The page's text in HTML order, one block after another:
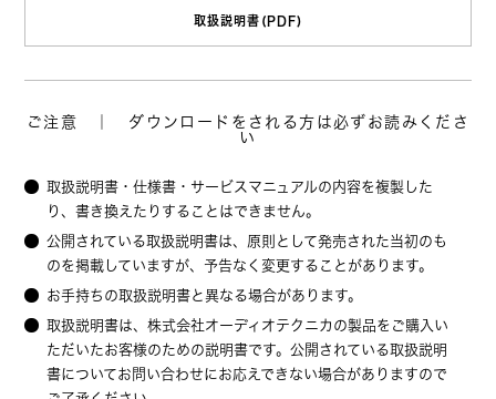
取扱説明書(PDF)
ご注意 ｜ ダウンロードをされる方は必ずお読みくださ
い
取扱説明書・仕様書・サービスマニュアルの内容を複製した
り、書き換えたりすることはできません。
公開されている取扱説明書は、原則として発売された当初のも
のを掲載していますが、予告なく変更することがあります。
お手持ちの取扱説明書と異なる場合があります。
取扱説明書は、株式会社オーディオテクニカの製品をご購入い
ただいたお客様のための説明書です。公開されている取扱説明
書についてお問い合わせにお応えできない場合がありますので